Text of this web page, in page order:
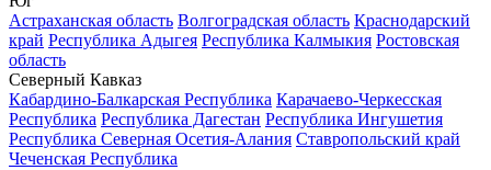
Астраханская область Волгоградская область Краснодарский
край Республика Адыгея Республика Калмыкия Ростовская
область
Северный Кавказ
Кабардино-Балкарская Республика Карачаево-Черкесская
Республика Республика Дагестан Республика Ингушетия
Республика Северная Осетия-Алания Ставропольский край
Чеченская Республика